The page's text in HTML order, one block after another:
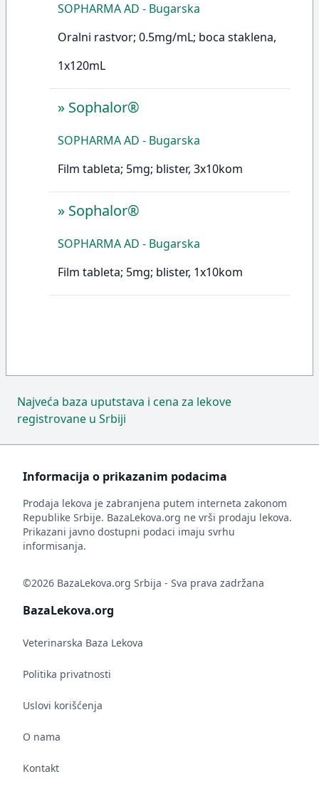
SOPHARMA AD - Bugarska
Oralni rastvor; 0.5mg/mL; boca staklena,
1x120mL
» Sophalor®
SOPHARMA AD - Bugarska
Film tableta; 5mg; blister, 3x10kom
» Sophalor®
SOPHARMA AD - Bugarska
Film tableta; 5mg; blister, 1x10kom
Najveća baza uputstava i cena za lekove
registrovane u Srbiji
Informacija o prikazanim podacima
Prodaja lekova je zabranjena putem interneta zakonom
Republike Srbije. BazaLekova.org ne vrši prodaju lekova.
Prikazani javno dostupni podaci imaju svrhu
informisanja.
©2026 BazaLekova.org Srbija - Sva prava zadržana
BazaLekova.org
Veterinarska Baza Lekova
Politika privatnosti
Uslovi korišćenja
O nama
Kontakt